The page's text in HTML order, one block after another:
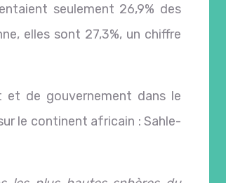
seulement 26,9% des
elles sont 27,3%, un chiffre
de gouvernement dans le
le continent africain : Sahle-